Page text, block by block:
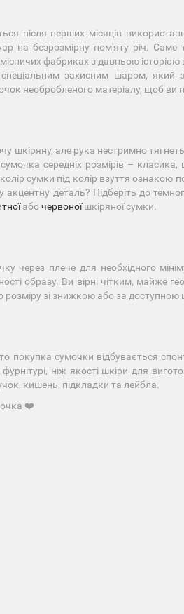
після перших місяців
на безрозмірну пом'яту річ.
фабриках з давньою
захисним шаром, який
необробленого матеріалу, щоб ви
шкіряну, але рука нестримно
середніх розмірів –
сумки під колір взуття
деталь? Підберіть до
абочервоноїшкіряної сумки.
через плече для необхідного
образу. Ви вірні чітким, майже
зі знижкою або за доступною
покупка сумочки відбувається
ніж якості шкіри для
кишень, підкладки та лейбла.
❤️